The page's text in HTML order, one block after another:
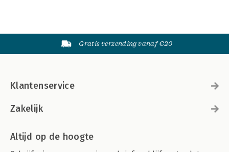
Gratis verzending vanaf €20
Klantenservice
Zakelijk
Altijd op de hoogte